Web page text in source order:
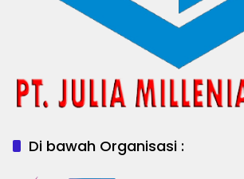
Di bawah Organisasi :